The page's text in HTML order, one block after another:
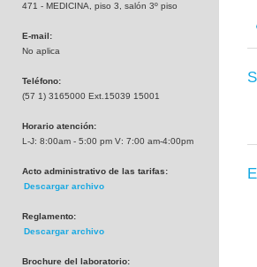
471 - MEDICINA, piso 3, salón 3º piso
E-mail:
No aplica
Teléfono:
(57 1) 3165000 Ext.15039 15001
Horario atención:
L-J: 8:00am - 5:00 pm V: 7:00 am-4:00pm
Acto administrativo de las tarifas:
Descargar archivo
Reglamento:
Descargar archivo
Brochure del laboratorio: